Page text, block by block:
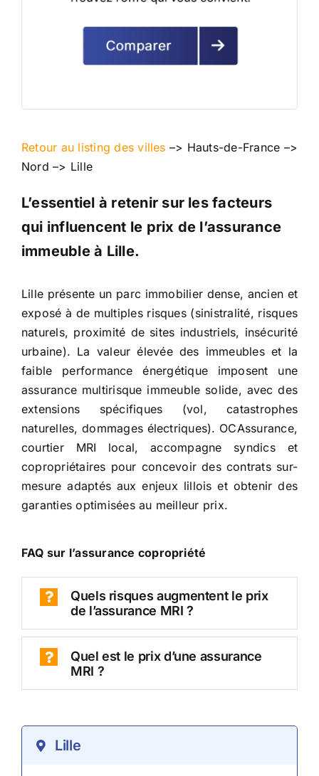
Retour au listing des villes –> Hauts-de-France –>
Nord –> Lille
L’essentiel à retenir sur les facteurs
qui influencent le prix de l’assurance
immeubleà Lille.
Lille présente un parc immobilier dense, ancien et
exposé à de multiples risques (sinistralité, risques
naturels, proximité de sites industriels, insécurité
urbaine). La valeur élevée des immeubles et la
faible performance énergétique imposent une
assurance multirisque immeuble solide, avec des
extensions spécifiques (vol, catastrophes
naturelles, dommages électriques). OCAssurance,
courtier MRI local, accompagne syndics et
copropriétaires pour concevoir des contrats sur-
mesure adaptés aux enjeux lillois et obtenir des
garanties optimisées au meilleur prix.
FAQ sur l’assurance copropriété
Quels risques augmentent le prix
de l’assurance MRI ?
Quel est le prix d’une assurance
MRI ?
Lille